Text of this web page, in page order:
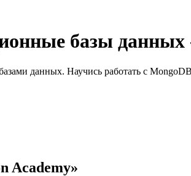
базы
данных. Научись работать с
Academy»